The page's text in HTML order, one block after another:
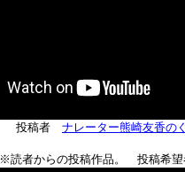
投稿者 ナレーター熊崎友香の
※読者からの投稿作品。 投稿希